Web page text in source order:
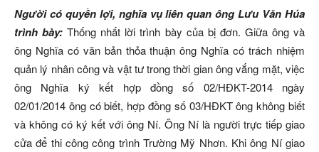
Người có quyền lợi, nghĩa vụ liên quan ông Lưu Văn Húa
trình bày: Thống nhất lời trình bày của bị đơn. Giữa ông và
ông Nghĩa có văn bản thỏa thuận ông Nghĩa có trách nhiệm
quản lý nhân công và vật tư trong thời gian ông vắng mặt, việc
ông Nghĩa ký kết hợp đồng số 02/HĐKT-2014 ngày
02/01/2014 ông có biết, hợp đồng số 03/HĐKT ông không biết
và không có ký kết với ông Ní. Ông Ní là người trực tiếp giao
cửa để thi công công trình Trường Mỹ Nhơn. Khi ông Ní giao